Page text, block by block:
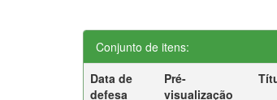
Conjunto de itens:
Data de
defesa
Pré-
visualização